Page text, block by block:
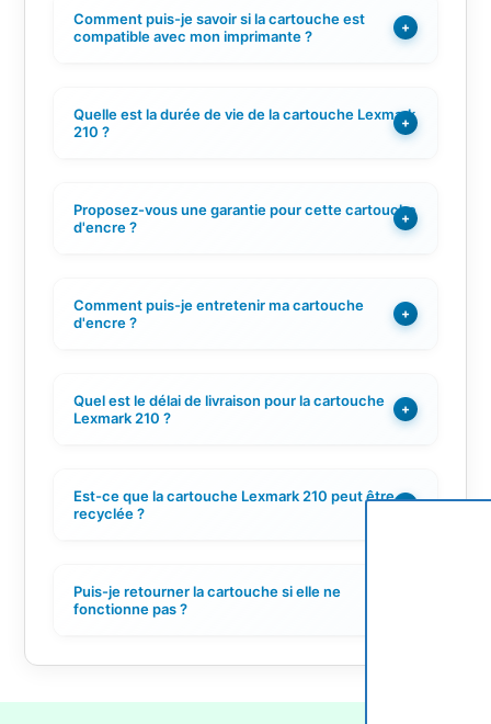
Comment puis-je savoir si la cartouche est
compatible avec mon imprimante ?
+
Quelle est la durée de vie de la cartouche Lexmark
210 ?
+
Proposez-vous une garantie pour cette cartouche
d'encre ?
+
Comment puis-je entretenir ma cartouche
d'encre ?
+
Quel est le délai de livraison pour la cartouche
Lexmark 210 ?
+
Est-ce que la cartouche Lexmark 210 peut être
recyclée ?
+
Puis-je retourner la cartouche si elle ne
fonctionne pas ?